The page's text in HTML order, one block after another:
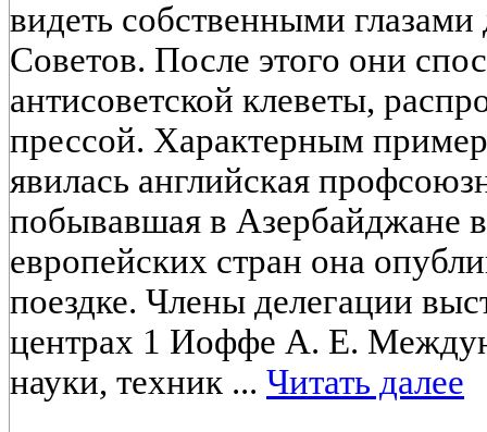
видеть собственными
Советов. После этого они
антисоветской клеветы,
прессой. Характерным
явилась английская
побывавшая в Азербайджане
европейских стран она
поездке. Члены делегации
центрах 1 Иоффе А. Е.
науки, техник ... Читать далее